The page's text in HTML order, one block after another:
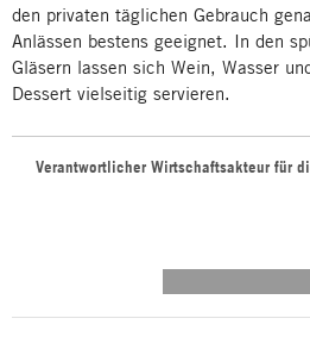
den privaten täglichen Gebrauch
Anlässen bestens geeignet. In den
Gläsern lassen sich Wein, Wasser
Dessert vielseitig servieren.
Verantwortlicher Wirtschaftsakteur für